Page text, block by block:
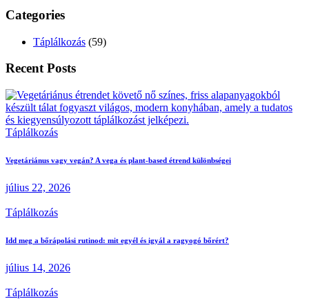
Categories
Táplálkozás (59)
Recent Posts
Táplálkozás
Vegetáriánus vagy vegán? A vega és plant-based étrend különbségei
július 22, 2026
Táplálkozás
Idd meg a bőrápolási rutinod: mit egyél és igyál a ragyogó bőrért?
július 14, 2026
Táplálkozás